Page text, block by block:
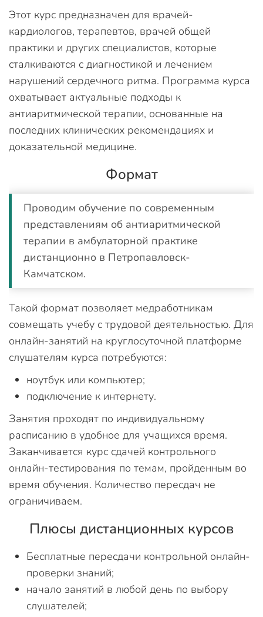
Этот курс предназначен для врачей-
кардиологов, терапевтов, врачей общей
практики и других специалистов, которые
сталкиваются с диагностикой и лечением
нарушений сердечного ритма. Программа курса
охватывает актуальные подходы к
антиаритмической терапии, основанные на
последних клинических рекомендациях и
доказательной медицине.
Формат
Проводим обучение по современным
представлениям об антиаритмической
терапии в амбулаторной практике
дистанционно в Петропавловск-
Камчатском.
Такой формат позволяет медработникам
совмещать учебу с трудовой деятельностью. Для
онлайн-занятий на круглосуточной платформе
слушателям курса потребуются:
ноутбук или компьютер;
подключение к интернету.
Занятия проходят по индивидуальному
расписанию в удобное для учащихся время.
Заканчивается курс сдачей контрольного
онлайн-тестирования по темам, пройденным во
время обучения. Количество пересдач не
ограничиваем.
Плюсы дистанционных курсов
Бесплатные пересдачи контрольной онлайн-
проверки знаний;
начало занятий в любой день по выбору
слушателей;